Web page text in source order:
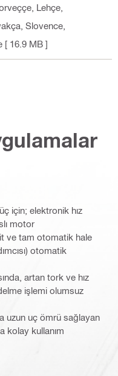
Lehçe,
Slovence,
[ 16.9 MB ]
için; elektronik hız
motor
ve tam otomatik hale
otomatik
artan tork ve hız
işlemi olumsuz
uzun uç ömrü sağlayan
kolay kullanım